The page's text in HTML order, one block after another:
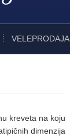
VELEPRODAJA
kreveta na koju
dimenzija